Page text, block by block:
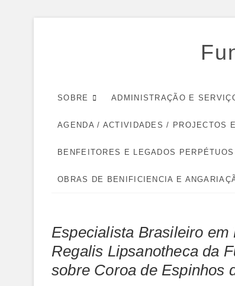
SOBRE ADMINISTRAÇÃO E
AGENDA / ACTIVIDADES / PROJECTOS
BENFEITORES E LEGADOS PERPÉTUOS
OBRAS DE BENIFICIENCIA E
Especialista Brasileiro
Regalis Lipsanotheca da
sobre Coroa de Espinhos